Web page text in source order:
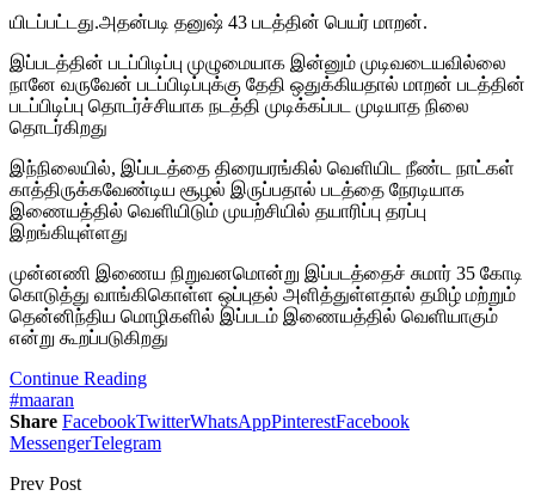
யிடப்பட்டது.அதன்படி தனுஷ் 43 படத்தின் பெயர் மாறன்.
இப்படத்தின் படப்பிடிப்பு முழுமையாக இன்னும் முடிவடையவில்லை
நானே வருவேன் படப்பிடிப்புக்கு தேதி ஒதுக்கியதால் மாறன் படத்தின்
படப்பிடிப்பு தொடர்ச்சியாக நடத்தி முடிக்கப்பட முடியாத நிலை
தொடர்கிறது
இந்நிலையில், இப்படத்தை திரையரங்கில் வெளியிட நீண்ட நாட்கள்
காத்திருக்கவேண்டிய சூழல் இருப்பதால் படத்தை நேரடியாக
இணையத்தில் வெளியிடும் முயற்சியில் தயாரிப்பு தரப்பு
இறங்கியுள்ளது
முன்னணி இணைய நிறுவனமொன்று இப்படத்தைச் சுமார் 35 கோடி
கொடுத்து வாங்கிகொள்ள ஒப்புதல் அளித்துள்ளதால் தமிழ் மற்றும்
தென்னிந்திய மொழிகளில் இப்படம் இணையத்தில் வெளியாகும்
என்று கூறப்படுகிறது
Continue Reading
#maaran
Share FacebookTwitterWhatsAppPinterestFacebook
MessengerTelegram
Prev Post